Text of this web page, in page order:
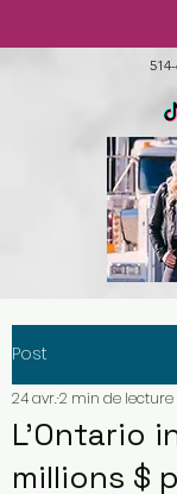
Post
L’Ontario
millions $
24 avr.2 min de lecture